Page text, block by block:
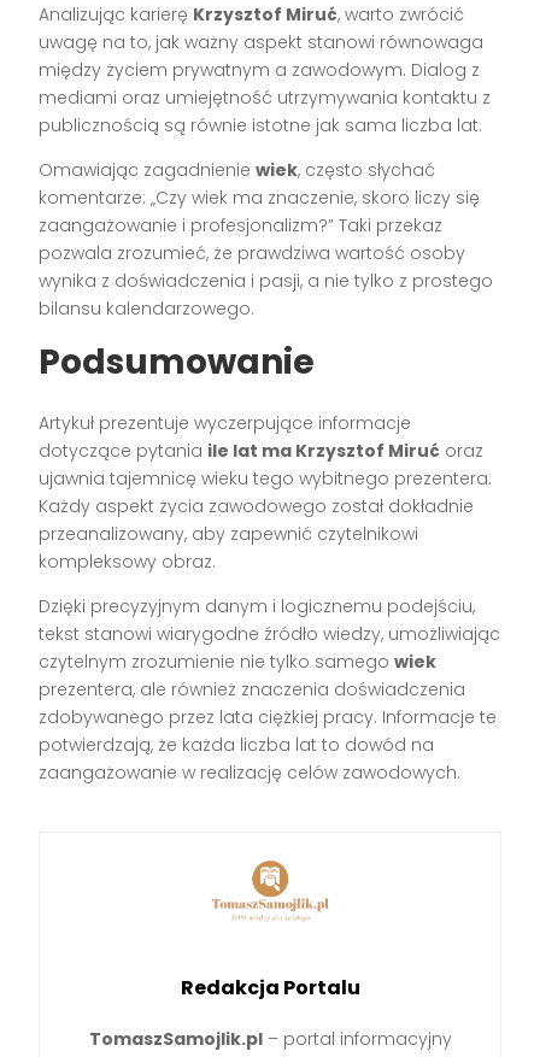
Analizując karierę Krzysztof Miruć, warto zwrócić
uwagę na to, jak ważny aspekt stanowi równowaga
między życiem prywatnym a zawodowym. Dialog z
mediami oraz umiejętność utrzymywania kontaktu z
publicznością są równie istotne jak sama liczba lat.
Omawiając zagadnieniewiek, często słychać
komentarze: „Czy wiek ma znaczenie, skoro liczy się
zaangażowanie i profesjonalizm?” Taki przekaz
pozwala zrozumieć, że prawdziwa wartość osoby
wynika z doświadczenia i pasji, a nie tylko z prostego
bilansu kalendarzowego.
Podsumowanie
Artykuł prezentuje wyczerpujące informacje
dotyczące pytania ile lat ma Krzysztof Miruć oraz
ujawnia tajemnicę wieku tego wybitnego prezentera.
Każdy aspekt życia zawodowego został dokładnie
przeanalizowany, aby zapewnić czytelnikowi
kompleksowy obraz.
Dzięki precyzyjnym danym i logicznemu podejściu,
tekst stanowi wiarygodne źródło wiedzy, umożliwiając
czytelnym zrozumienie nie tylko samegowiek
prezentera, ale również znaczenia doświadczenia
zdobywanego przez lata ciężkiej pracy. Informacje te
potwierdzają, że każda liczba lat to dowód na
zaangażowanie w realizację celów zawodowych.
Redakcja Portalu
TomaszSamojlik.pl– portal informacyjny